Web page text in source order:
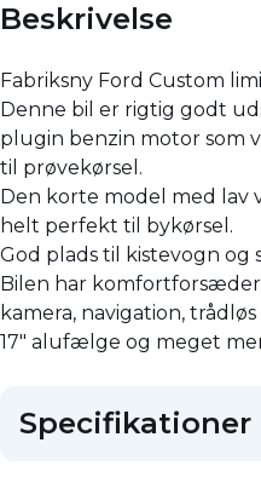
Beskrivelse
Fabriksny Ford Custom
Denne bil er rigtig godt
plugin benzin motor som
til prøvekørsel.
Den korte model med lav
helt perfekt til bykørsel.
God plads til kistevogn og
Bilen har
kamera, navigation,
17" alufælge og meget
Specifikationer